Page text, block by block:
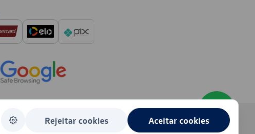
Rejeitar cookies Aceitar cookies